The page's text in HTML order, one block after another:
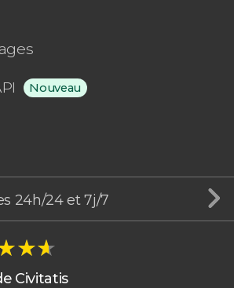
Nouveau
24h/24 et 7j/7
Civitatis